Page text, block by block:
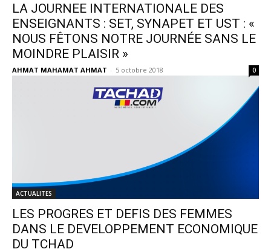
LA JOURNEE INTERNATIONALE DES
ENSEIGNANTS : SET, SYNAPET ET UST : «
NOUS FÊTONS NOTRE JOURNÉE SANS LE
MOINDRE PLAISIR »
AHMAT MAHAMAT AHMAT - 5 octobre 2018 0
ACTUALITES
LES PROGRES ET DEFIS DES FEMMES
DANS LE DEVELOPPEMENT ECONOMIQUE
DU TCHAD